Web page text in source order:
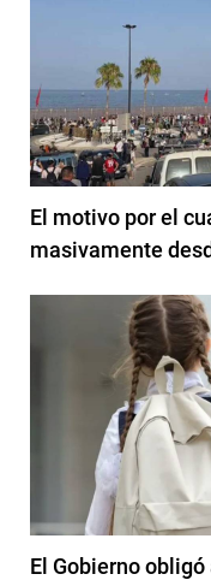
El motivo por el
masivamente
El Gobierno